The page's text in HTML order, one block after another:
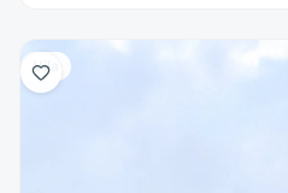
Vila